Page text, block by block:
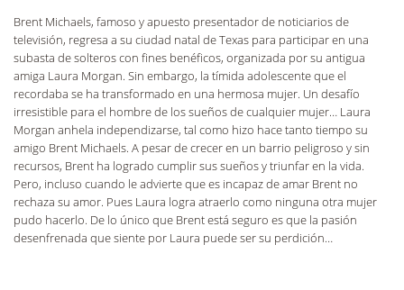
Brent Michaels, famoso y apuesto presentador de noticiarios de
televisión, regresa a su ciudad natal de Texas para participar en una
subasta de solteros con fines benéficos, organizada por su antigua
amiga Laura Morgan. Sin embargo, la tímida adolescente que el
recordaba se ha transformado en una hermosa mujer. Un desafío
irresistible para el hombre de los sueños de cualquier mujer… Laura
Morgan anhela independizarse, tal como hizo hace tanto tiempo su
amigo Brent Michaels. A pesar de crecer en un barrio peligroso y sin
recursos, Brent ha logrado cumplir sus sueños y triunfar en la vida.
Pero, incluso cuando le advierte que es incapaz de amar Brent no
rechaza su amor. Pues Laura logra atraerlo como ninguna otra mujer
pudo hacerlo. De lo único que Brent está seguro es que la pasión
desenfrenada que siente por Laura puede ser su perdición…